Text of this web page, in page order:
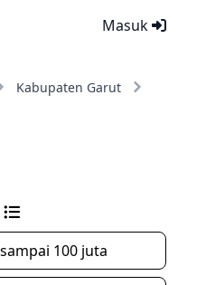
Masuk
Kabupaten Garut
100 juta